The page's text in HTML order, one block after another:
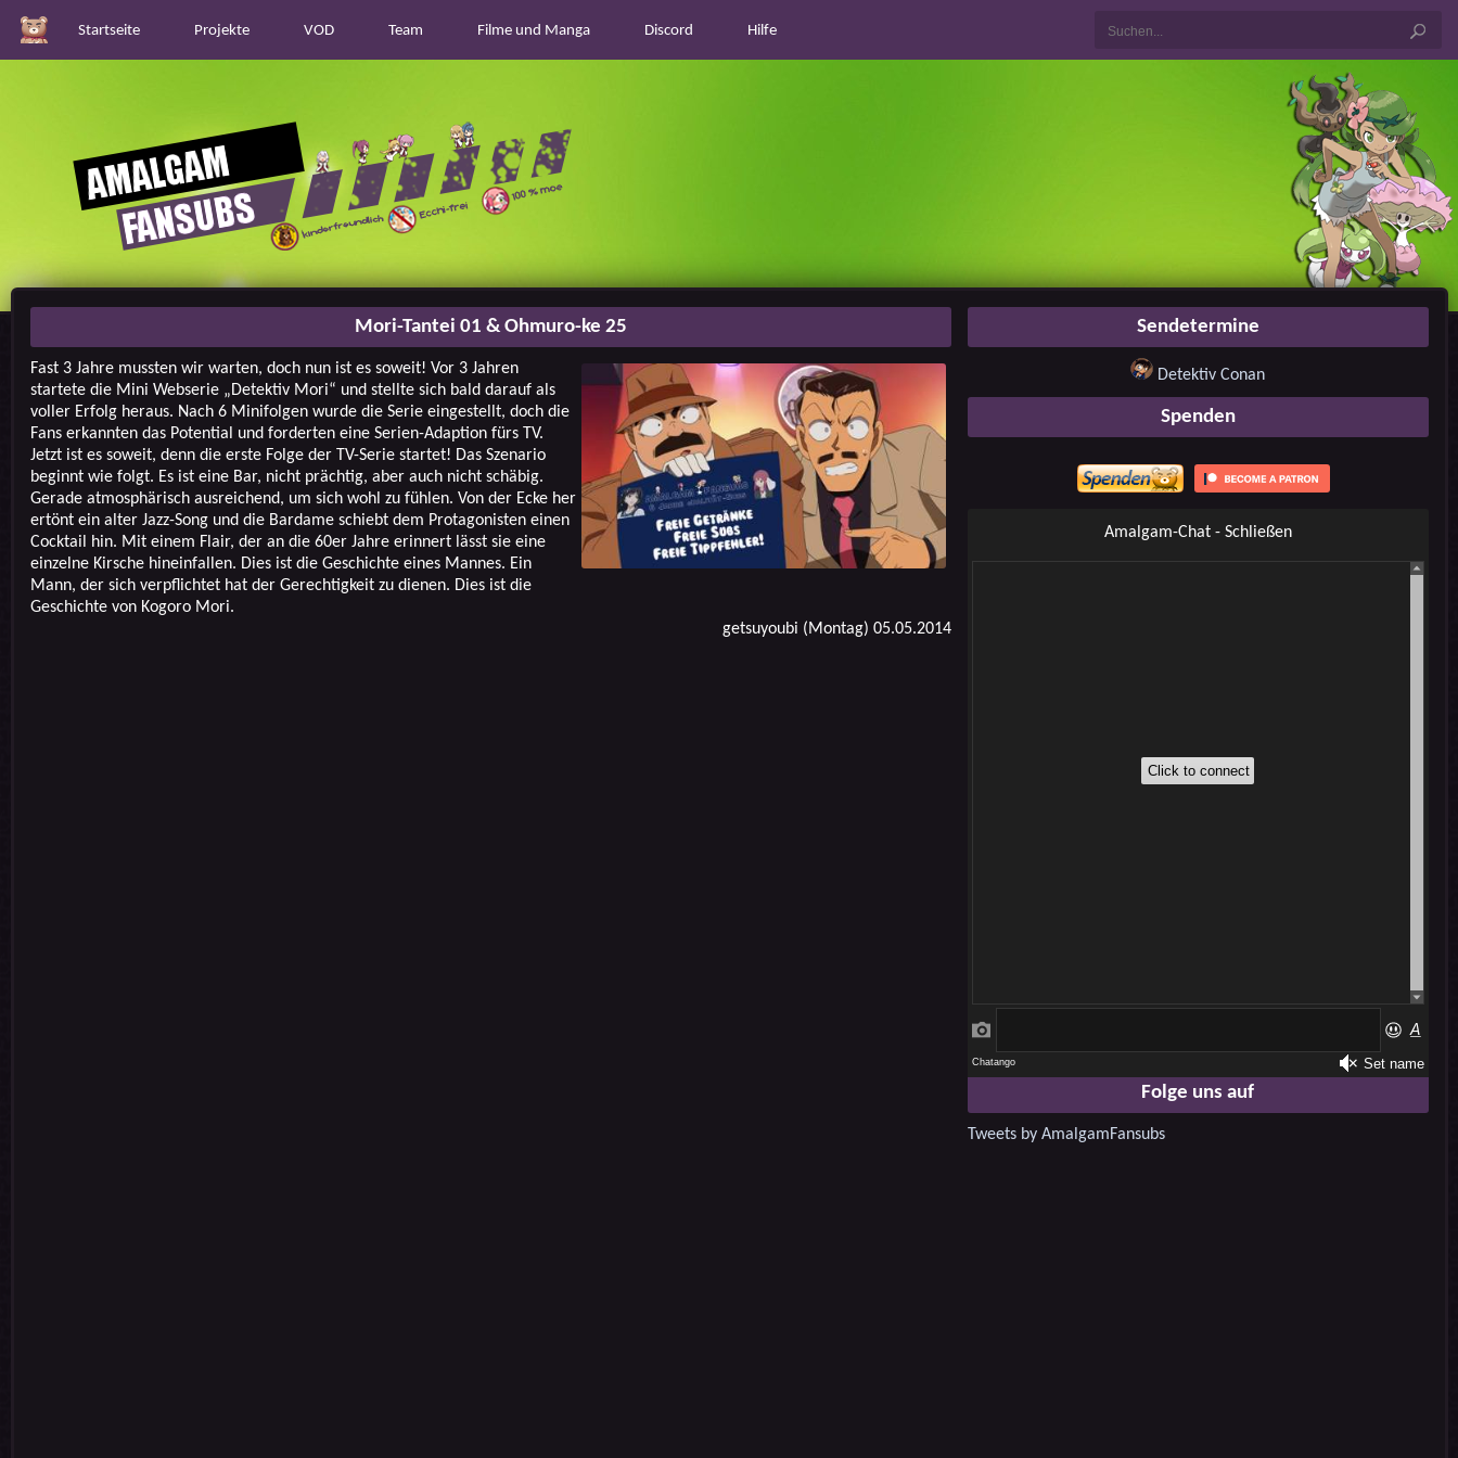
Startseite Projekte VOD Team Filme und Manga Discord Hilfe
Mori-Tantei 01 & Ohmuro-ke 25
Fast 3 Jahre mussten wir warten, doch nun ist es soweit! Vor 3 Jahren
startete die Mini Webserie „Detektiv Mori“ und stellte sich bald darauf als
voller Erfolg heraus. Nach 6 Minifolgen wurde die Serie eingestellt, doch die
Fans erkannten das Potential und forderten eine Serien-Adaption fürs TV.
Jetzt ist es soweit, denn die erste Folge der TV-Serie startet! Das Szenario
beginnt wie folgt. Es ist eine Bar, nicht prächtig, aber auch nicht schäbig.
Gerade atmosphärisch ausreichend, um sich wohl zu fühlen. Von der Ecke her
ertönt ein alter Jazz-Song und die Bardame schiebt dem Protagonisten einen
Cocktail hin. Mit einem Flair, der an die 60er Jahre erinnert lässt sie eine
einzelne Kirsche hineinfallen. Dies ist die Geschichte eines Mannes. Ein
Mann, der sich verpflichtet hat der Gerechtigkeit zu dienen. Dies ist die
Geschichte von Kogoro Mori.
getsuyoubi (Montag) 05.05.2014
Sendetermine
Detektiv Conan
Spenden
Amalgam-Chat - Schließen
Folge uns auf
Tweets by AmalgamFansubs